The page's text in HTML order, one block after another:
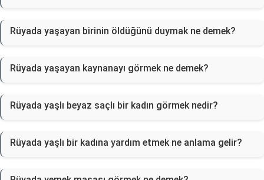
Rüyada yaşayan birinin öldüğünü duymak ne demek?
Rüyada yaşayan kaynanayı görmek ne demek?
Rüyada yaşlı beyaz saçlı bir kadın görmek nedir?
Rüyada yaşlı bir kadına yardım etmek ne anlama gelir?